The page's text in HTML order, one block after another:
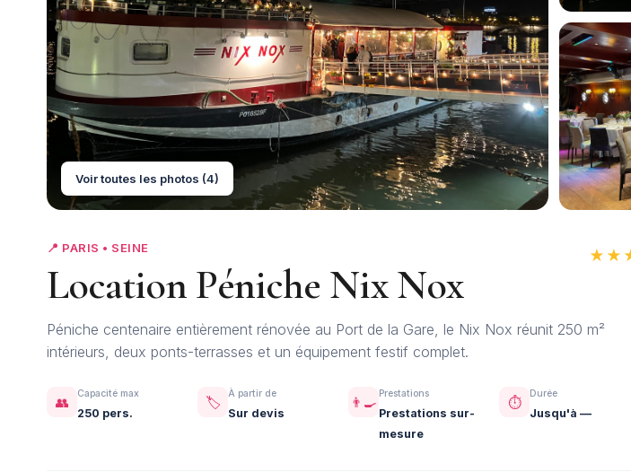
Voir toutes les photos (4)
📍 PARIS • SEINE
Location Péniche Nix Nox
Péniche centenaire entièrement rénovée au Port de la Gare, le Nix Nox réunit 250 m²
intérieurs, deux ponts-terrasses et un équipement festif complet.
👥 Capacité max
250 pers.
🏷️ À partir de
Sur devis
👨‍🍳 Prestations
Prestations sur-
mesure
⏱️ Durée
Jusqu'à —